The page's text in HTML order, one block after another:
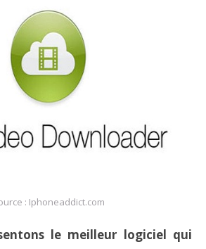
: Iphoneaddict.com
le meilleur logiciel qui